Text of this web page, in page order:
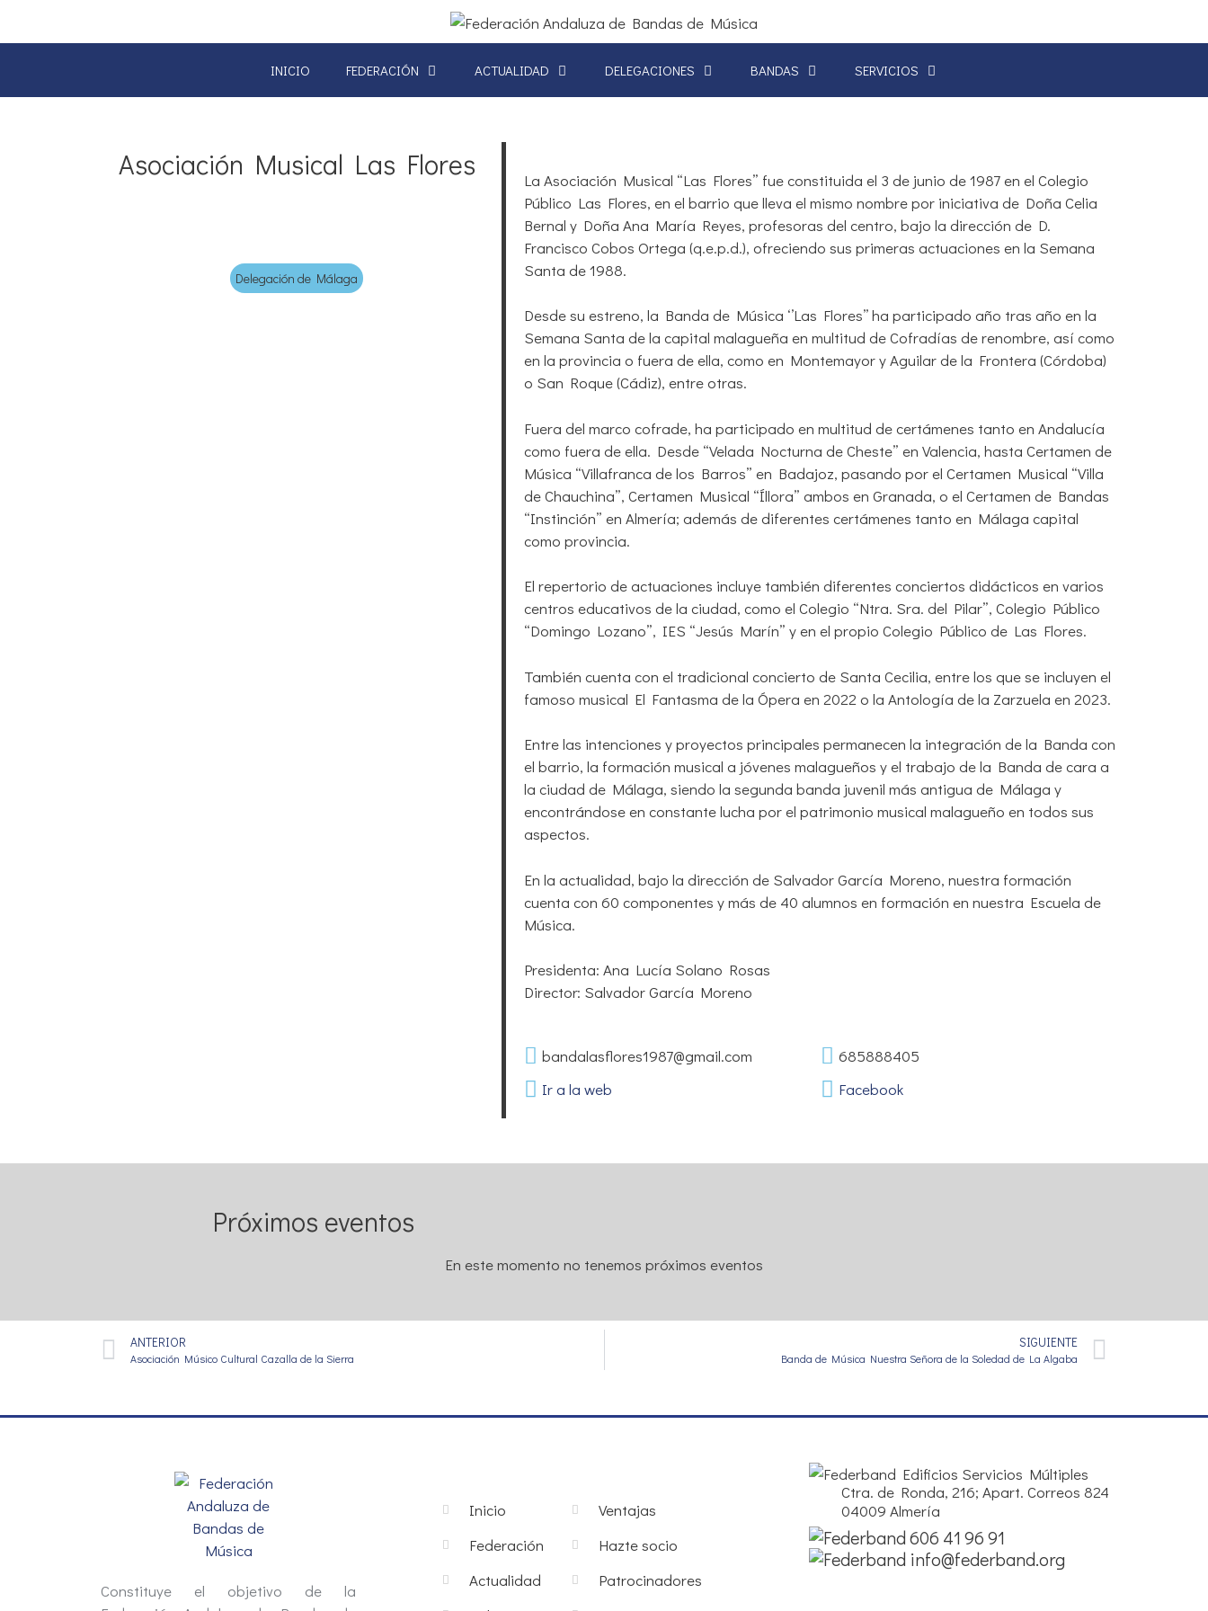
INICIO FEDERACIÓN ACTUALIDAD DELEGACIONES BANDAS SERVICIOS
Asociación Musical Las Flores
Delegación de Málaga
La Asociación Musical “Las Flores” fue constituida el 3 de junio de 1987 en el Colegio
Público Las Flores, en el barrio que lleva el mismo nombre por iniciativa de Doña Celia
Bernal y Doña Ana María Reyes, profesoras del centro, bajo la dirección de D.
Francisco Cobos Ortega (q.e.p.d.), ofreciendo sus primeras actuaciones en la Semana
Santa de 1988.
Desde su estreno, la Banda de Música ‘’Las Flores’’ ha participado año tras año en la
Semana Santa de la capital malagueña en multitud de Cofradías de renombre, así como
en la provincia o fuera de ella, como en Montemayor y Aguilar de la Frontera (Córdoba)
o San Roque (Cádiz), entre otras.
Fuera del marco cofrade, ha participado en multitud de certámenes tanto en Andalucía
como fuera de ella. Desde “Velada Nocturna de Cheste” en Valencia, hasta Certamen de
Música “Villafranca de los Barros” en Badajoz, pasando por el Certamen Musical “Villa
de Chauchina”, Certamen Musical “Íllora” ambos en Granada, o el Certamen de Bandas
“Instinción” en Almería; además de diferentes certámenes tanto en Málaga capital
como provincia.
El repertorio de actuaciones incluye también diferentes conciertos didácticos en varios
centros educativos de la ciudad, como el Colegio “Ntra. Sra. del Pilar”, Colegio Público
“Domingo Lozano”, IES “Jesús Marín” y en el propio Colegio Público de Las Flores.
También cuenta con el tradicional concierto de Santa Cecilia, entre los que se incluyen el
famoso musical El Fantasma de la Ópera en 2022 o la Antología de la Zarzuela en 2023.
Entre las intenciones y proyectos principales permanecen la integración de la Banda con
el barrio, la formación musical a jóvenes malagueños y el trabajo de la Banda de cara a
la ciudad de Málaga, siendo la segunda banda juvenil más antigua de Málaga y
encontrándose en constante lucha por el patrimonio musical malagueño en todos sus
aspectos.
En la actualidad, bajo la dirección de Salvador García Moreno, nuestra formación
cuenta con 60 componentes y más de 40 alumnos en formación en nuestra Escuela de
Música.
Presidenta: Ana Lucía Solano Rosas
Director: Salvador García Moreno
bandalasflores1987@gmail.com
685888405
Ir a la web
Facebook
Próximos eventos
En este momento no tenemos próximos eventos
ANTERIOR
Asociación Músico Cultural Cazalla de la Sierra
SIGUIENTE
Banda de Música Nuestra Señora de la Soledad de La Algaba
Constituye el objetivo de la
Inicio
Federación
Actualidad
Ventajas
Hazte socio
Patrocinadores
Edificios Servicios Múltiples
Ctra. de Ronda, 216; Apart. Correos 824
04009 Almería
606 41 96 91
info@federband.org